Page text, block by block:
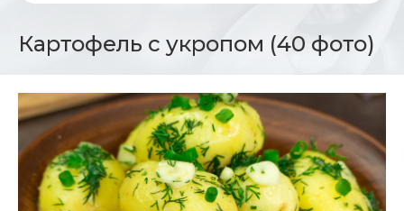
Картофель с укропом (40 фото)